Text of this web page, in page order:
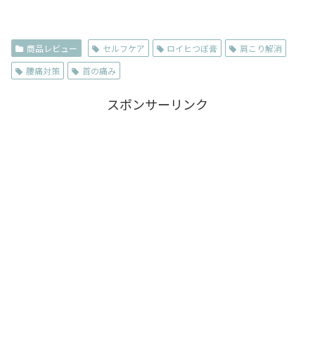
商品レビュー セルフケア ロイヒつぼ膏
肩こり解消
腰痛対策
首の痛み
スポンサーリンク